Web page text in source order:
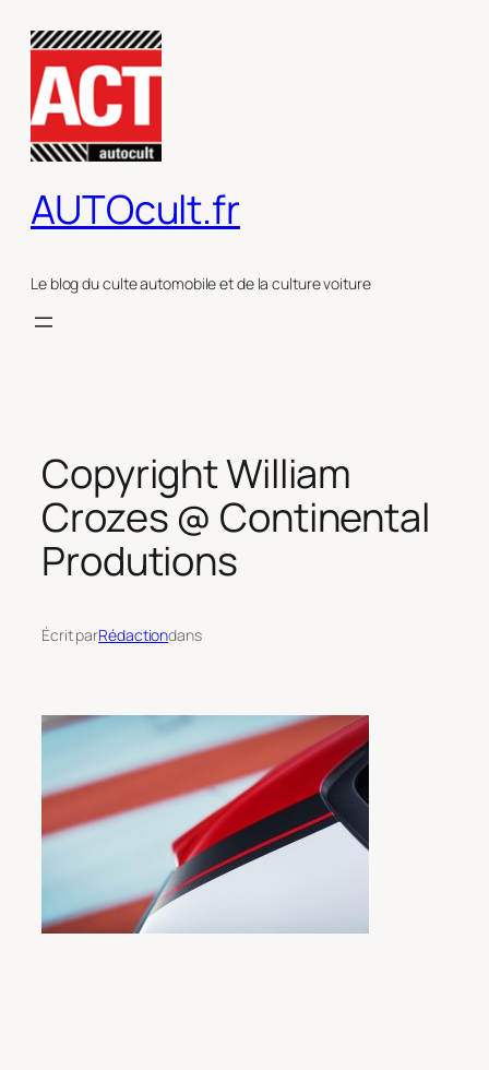
contenu
AUTOcult.fr
Le blog du culte automobile et de la culture voiture
Copyright William
Crozes @ Continental
Produtions
Écrit parRédactiondans